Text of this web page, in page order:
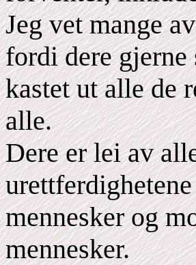
Jeg vet mange
fordi dere
kastet ut alle de
alle.
Dere er lei av
mennesker og
mennesker.